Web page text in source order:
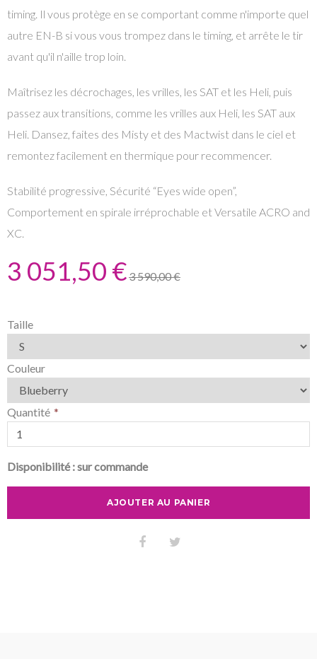
timing. Il vous protège en se comportant comme n'importe quel
autre EN-B si vous vous trompez dans le timing, et arrête le tir
avant qu'il n'aille trop loin.
Maîtrisez les décrochages, les vrilles, les SAT et les Heli, puis
passez aux transitions, comme les vrilles aux Heli, les SAT aux
Heli. Dansez, faites des Misty et des Mactwist dans le ciel et
remontez facilement en thermique pour recommencer.
Stabilité progressive, Sécurité “Eyes wide open”,
Comportement en spirale irréprochable et Versatile ACRO and
XC.
3 051,50 €3 590,00 €
Taille
Couleur
Quantité
Disponibilité :sur commande
AJOUTER AU PANIER